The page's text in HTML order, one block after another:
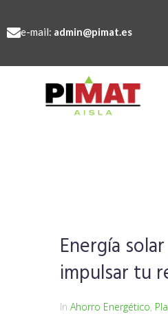
e-mail: admin@pimat.es
Energía
impulsar tu
In Ahorro Energético,